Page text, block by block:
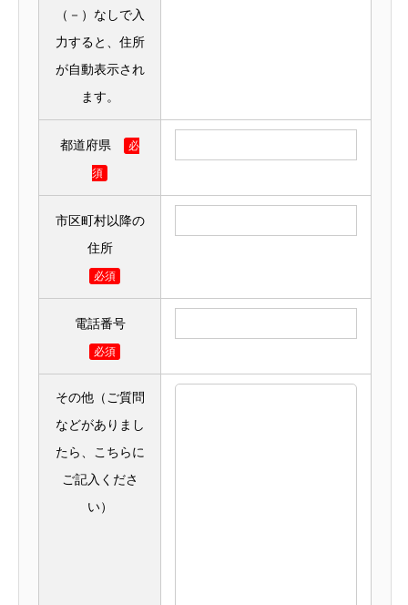
（－）なしで入
力すると、住所
が自動表示され
ます。
都道府県 必
須
市区町村以降の
住所
必須
電話番号
必須
その他（ご質問
などがありまし
たら、こちらに
ご記入くださ
い）